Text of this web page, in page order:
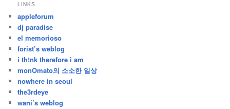
난
글
LINKS
appleforum
dj paradise
el memorioso
forist’s weblog
i th!nk therefore i am
monOmato의 소소한 일상
nowhere in seoul
the3rdeye
wani’s weblog